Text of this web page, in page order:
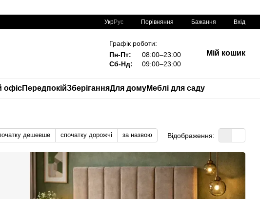
УкрРус Порівняння Бажання Вхід
Графік роботи:
Пн-Пт:
08:00–23:00
Сб-Нд:
09:00–23:00
Мій кошик
офісПередпокійЗберіганняДля домуМеблі для саду
дешевше спочатку дорожчі за назвою Відображення: